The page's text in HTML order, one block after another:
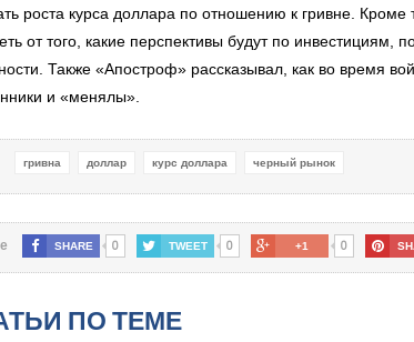
роста курса доллара по отношению к гривне. Кроме
от того, какие перспективы будут по
Также «Апостроф» рассказывал, как во время
и «менялы».
гривна доллар курс доллара черный рынок
SHARE 0 TWEET 0 +1 0
ПО ТЕМЕ